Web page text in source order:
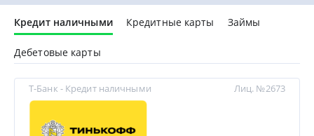
Кредит наличными Кредитные карты Займы
Дебетовые карты
Т-Банк - Кредит наличными Лиц. №2673